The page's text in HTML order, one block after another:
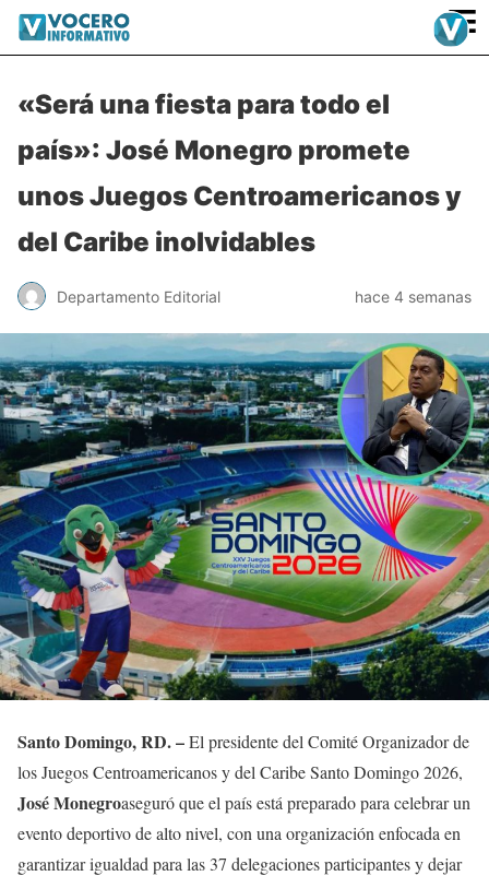
≡
«Será una fiesta para todo el
país»: José Monegro promete
unos Juegos Centroamericanos y
del Caribe inolvidables
Departamento Editorial hace 4 semanas
Santo Domingo, RD. –El presidente del Comité Organizador de
los Juegos Centroamericanos y del Caribe Santo Domingo 2026,
José Monegroaseguró que el país está preparado para celebrar un
evento deportivo de alto nivel, con una organización enfocada en
garantizar igualdad para las 37 delegaciones participantes y dejar